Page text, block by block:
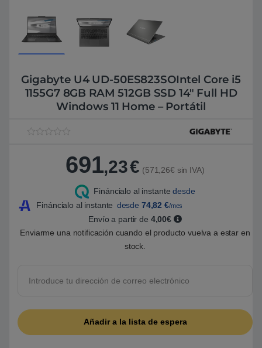
Gigabyte U4 UD-50ES823SOIntel Core i5
1155G7 8GB RAM 512GB SSD 14″ Full HD
Windows 11 Home – Portátil
o
5
0
5
s
691,23€ (571,26€ sin IVA)
Fináncialo al instante desde
Fináncialo al instante desde 74,82 €/mes
Envío a partir de 4,00€
Enviarme una notificación cuando el producto vuelva a estar en
stock.